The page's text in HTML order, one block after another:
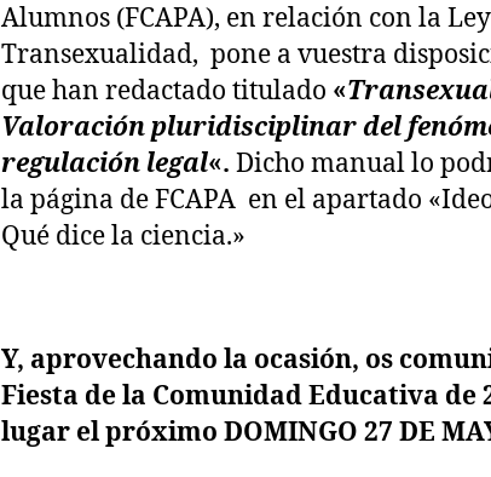
Alumnos (FCAPA), en relación con la
Transexualidad, pone a vuestra
que han redactado titulado «
Valoración pluridisciplinar del
regulación legal«. Dicho manual lo
la página de FCAPA en el apartado
Qué dice la ciencia.»
Y, aprovechando la ocasión, os
Fiesta de la Comunidad Educativa de
lugar el próximo DOMINGO 27 DE